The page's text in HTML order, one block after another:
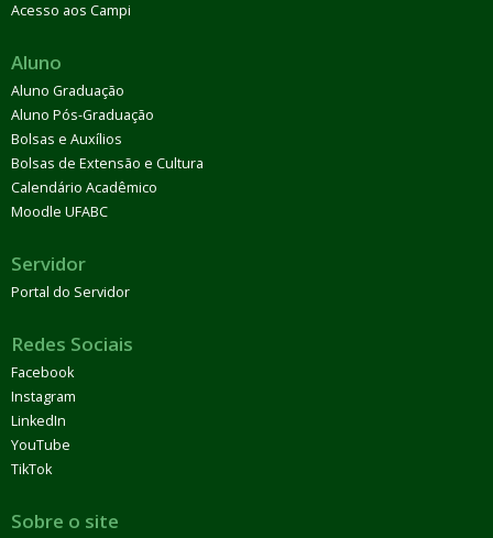
Acesso aos Campi
Aluno
Aluno Graduação
Aluno Pós-Graduação
Bolsas e Auxílios
Bolsas de Extensão e Cultura
Calendário Acadêmico
Moodle UFABC
Servidor
Portal do Servidor
Redes Sociais
Facebook
Instagram
LinkedIn
YouTube
TikTok
Sobre o site